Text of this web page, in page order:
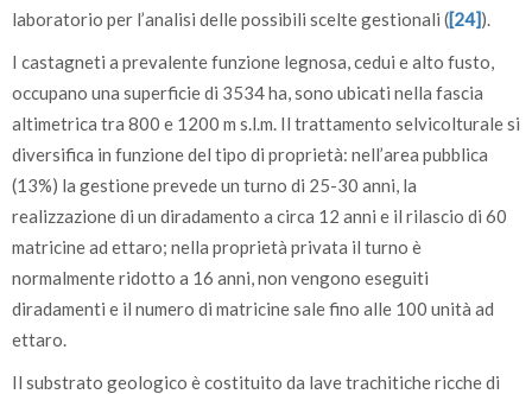
laboratorio per l’analisi delle possibili scelte gestionali ([24]).
I castagneti a prevalente funzione legnosa, cedui e alto fusto,
occupano una superficie di 3534 ha, sono ubicati nella fascia
altimetrica tra 800 e 1200 m s.l.m. Il trattamento selvicolturale si
diversifica in funzione del tipo di proprietà: nell’area pubblica
(13%) la gestione prevede un turno di 25-30 anni, la
realizzazione di un diradamento a circa 12 anni e il rilascio di 60
matricine ad ettaro; nella proprietà privata il turno è
normalmente ridotto a 16 anni, non vengono eseguiti
diradamenti e il numero di matricine sale fino alle 100 unità ad
ettaro.
Il substrato geologico è costituito da lave trachitiche ricche di